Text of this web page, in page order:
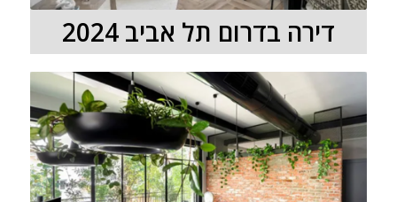
דירה בדרום תל אביב 2024